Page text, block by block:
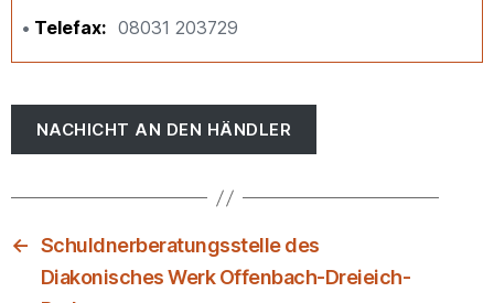
Telefax
08031 203729
NACHICHT AN DEN HÄNDLER
← Schuldnerberatungsstelle des
Diakonisches Werk Offenbach-Dreieich-